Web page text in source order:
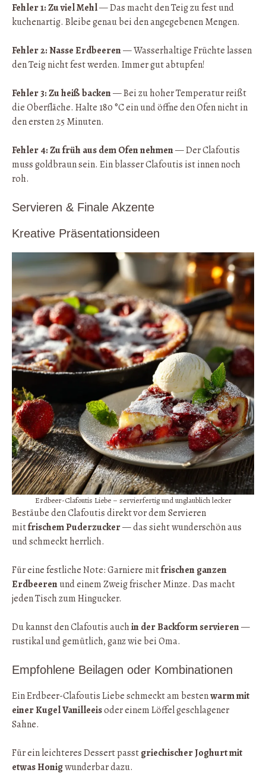
Fehler 1: Zu viel Mehl— Das macht den Teig zu fest und
kuchenartig. Bleibe genau bei den angegebenen Mengen.
Fehler 2: Nasse Erdbeeren— Wasserhaltige Früchte lassen
den Teig nicht fest werden. Immer gut abtupfen!
Fehler 3: Zu heiß backen— Bei zu hoher Temperatur reißt
die Oberfläche. Halte 180 °C ein und öffne den Ofen nicht in
den ersten 25 Minuten.
Fehler 4: Zu früh aus dem Ofen nehmen— Der Clafoutis
muss goldbraun sein. Ein blasser Clafoutis ist innen noch
roh.
Servieren & Finale Akzente
Kreative Präsentationsideen
Erdbeer-Clafoutis Liebe – servierfertig und unglaublich lecker
Bestäube den Clafoutis direkt vor dem Servieren
mitfrischem Puderzucker— das sieht wunderschön aus
und schmeckt herrlich.
Für eine festliche Note: Garniere mitfrischen ganzen
Erdbeerenund einem Zweig frischer Minze. Das macht
jeden Tisch zum Hingucker.
Du kannst den Clafoutis auchin der Backform servieren—
rustikal und gemütlich, ganz wie bei Oma.
Empfohlene Beilagen oder Kombinationen
Ein Erdbeer-Clafoutis Liebe schmeckt am bestenwarm mit
einer Kugel Vanilleeisoder einem Löffel geschlagener
Sahne.
Für ein leichteres Dessert passtgriechischer Joghurt mit
etwas Honigwunderbar dazu.